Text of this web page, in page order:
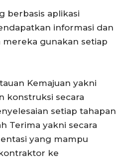
berbasis aplikasi
informasi dan
gunakan setiap
Kemajuan yakni
konstruksi secara
setiap tahapan
Terima yakni secara
yang mampu
ke